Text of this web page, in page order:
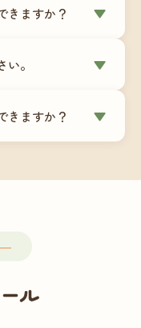
フトを導入される
利用中の場合は、
きますか？ ▼
円〜、年末調
積りします。
。 ▼
要望のヒアリング
ラウドの初期設
せんので、お気軽
きますか？ ▼
ル